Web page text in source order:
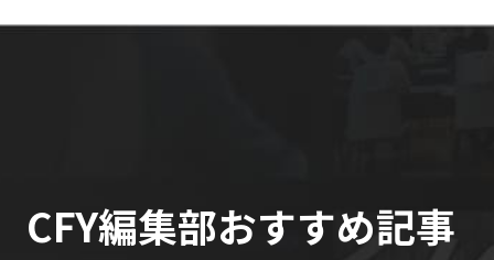
CFY編集部おすすめ記事